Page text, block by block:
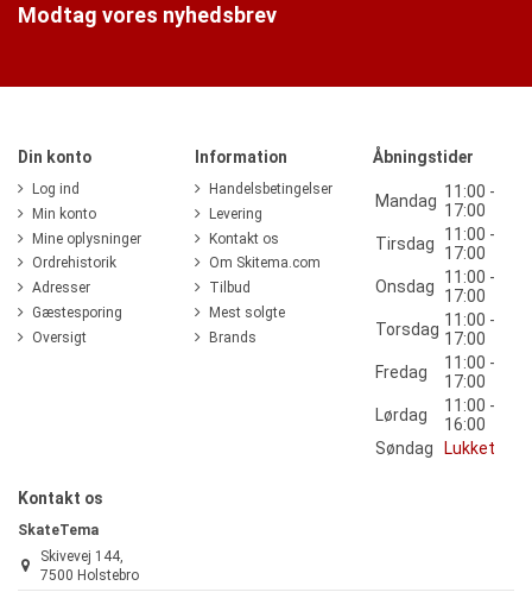
Modtag vores nyhedsbrev
Din konto
Log ind
Min konto
Mine oplysninger
Ordrehistorik
Adresser
Gæstesporing
Oversigt
Information
Handelsbetingelser
Levering
Kontakt os
Om Skitema.com
Tilbud
Mest solgte
Brands
Åbningstider
Mandag 11:00 -
17:00
Tirsdag
11:00 -
17:00
Onsdag
11:00 -
17:00
Torsdag 11:00 -
17:00
Fredag
11:00 -
17:00
Lørdag
11:00 -
16:00
Søndag
Lukket
Kontakt os
SkateTema
Skivevej 144,
7500 Holstebro